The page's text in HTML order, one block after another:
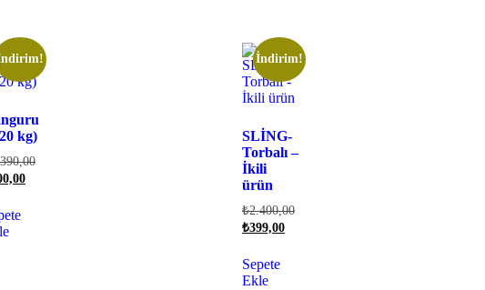
kg)
İndirim!
SLİNG-
Torbalı –
İkili
ürün
₺2.400,00
₺399,00
Sepete
Ekle